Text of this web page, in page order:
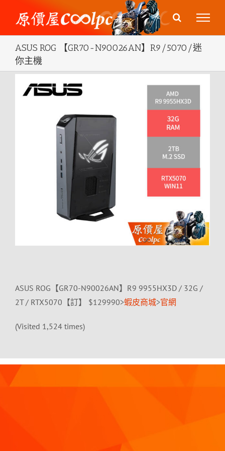
content
ASUS ROG 【GR70-N90026AN】R9/5070/迷
你主機
Larger
ASUS ROG【GR70-N90026AN】R9 9955HX3D / 32G /
2T / RTX5070【訂】 $129990>蝦皮商城>官網
(Visited 1,524 times)